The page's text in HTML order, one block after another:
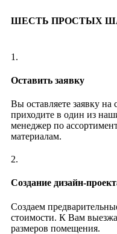
ШЕСТЬ ПРОСТЫХ
1.
Оставить заявку
Вы оставляете заявку на
приходите в один из
менеджер по
материалам.
2.
Создание дизайн-
Создаем
стоимости. К Вам
размеров помещения.